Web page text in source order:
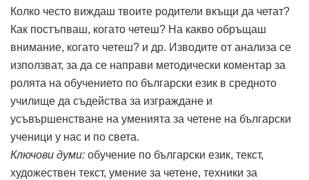
Колко често виждаш твоите родители вкъщи да четат?
Как постъпваш, когато четеш? На какво обръщаш
внимание, когато четеш? и др. Изводите от анализа се
използват, за да се направи методически коментар за
ролята на обучението по български език в средното
училище да съдейства за изграждане и
усъвършенстване на уменията за четене на български
ученици у нас и по света.
Ключови думи: обучение по български език, текст,
художествен текст, умение за четене, техники за